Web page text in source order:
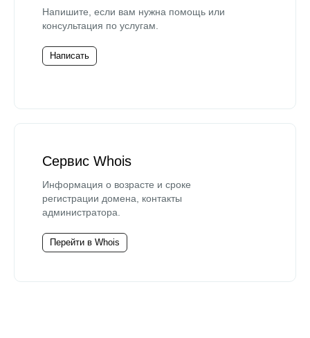
Напишите, если вам нужна помощь или
консультация по услугам.
Написать
Сервис Whois
Информация о возрасте и сроке
регистрации домена, контакты
администратора.
Перейти в Whois